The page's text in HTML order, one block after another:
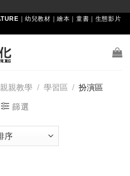
｜幼兒教材｜繪本｜童書｜生態影片
親親教學 / 學習區 / 扮演區
篩選